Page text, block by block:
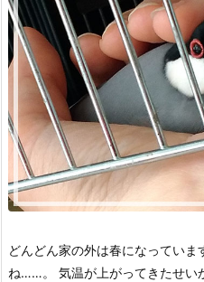
どんどん家の外は春になっていま
ね……。
気温が上がってきたせい